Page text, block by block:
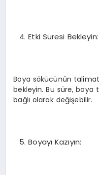
Etki Süresi Bekleyin:
Boya sökücünün
bekleyin. Bu süre, boya
bağlı olarak değişebilir.
Boyayı Kazıyın: